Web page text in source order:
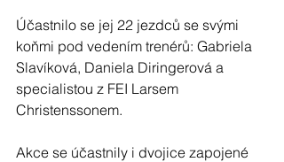
Účastnilo se jej 22 jezdců se svými
koňmi pod vedením trenérů: Gabriela
Slavíková, Daniela Diringerová a
specialistou z FEI Larsem
Christenssonem.
Akce se účastnily i dvojice zapojené